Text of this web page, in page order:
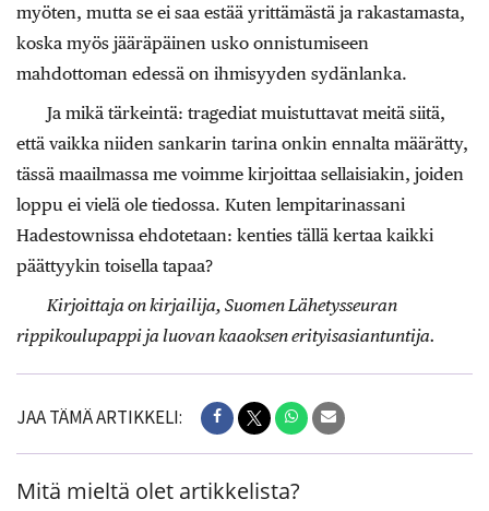
myöten, mutta se ei saa estää yrittämästä ja rakastamasta,
koska myös jääräpäinen usko onnistumiseen
mahdottoman edessä on ihmisyyden sydänlanka.
Ja mikä tärkeintä: tragediat muistuttavat meitä siitä,
että vaikka niiden sankarin tarina onkin ennalta määrätty,
tässä maailmassa me voimme kirjoittaa sellaisiakin, joiden
loppu ei vielä ole tiedossa. Kuten lempitarinassani
Hadestownissa ehdotetaan: kenties tällä kertaa kaikki
päättyykin toisella tapaa?
Kirjoittaja on kirjailija, Suomen Lähetysseuran
rippikoulupappi ja luovan kaaoksen erityisasiantuntija.
JAA TÄMÄ ARTIKKELI:
Mitä mieltä olet artikkelista?